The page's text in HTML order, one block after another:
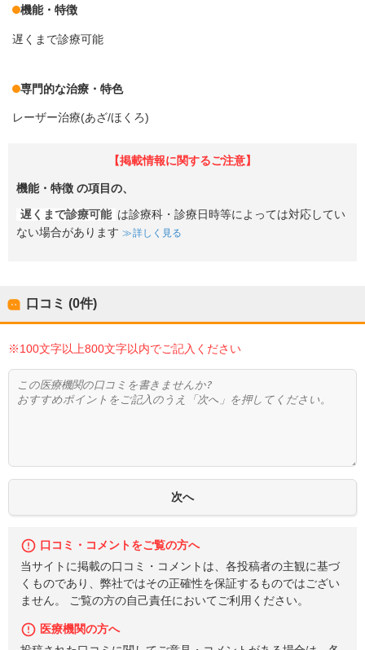
機能・特徴
遅くまで診療可能
専門的な治療・特色
レーザー治療(あざ/ほくろ)
【掲載情報に関するご注意】
機能・特徴 の項目の、
遅くまで診療可能 は診療科・診療日時等によっては対応してい
ない場合があります
詳しく見る
口コミ (0件)
※100文字以上800文字以内でご記入ください
口コミ・コメントをご覧の方へ
当サイトに掲載の口コミ・コメントは、各投稿者の主観に基づ
くものであり、弊社ではその正確性を保証するものではござい
ません。 ご覧の方の自己責任においてご利用ください。
医療機関の方へ